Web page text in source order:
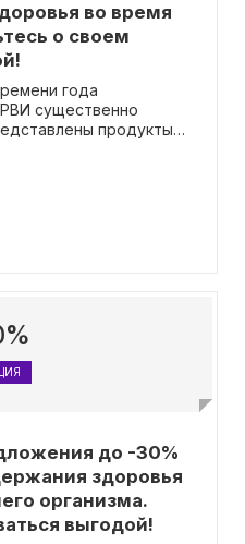
во время
о своем
года
существенно
продукты
заблаговременно.
до -30%
здоровья
организма.
выгодой!